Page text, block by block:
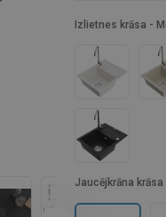
Izlietnes krāsa -
Jaucējkrāna krāsa